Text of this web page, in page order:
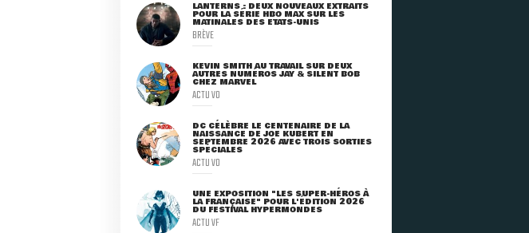
LANTERNS : DEUX NOUVEAUX EXTRAITS
POUR LA SÉRIE HBO MAX SUR LES
MATINALES DES ETATS-UNIS
BRÈVE
KEVIN SMITH AU TRAVAIL SUR DEUX
AUTRES NUMÉROS JAY & SILENT BOB
CHEZ MARVEL
ACTU VO
DC CÉLÈBRE LE CENTENAIRE DE LA
NAISSANCE DE JOE KUBERT EN
SEPTEMBRE 2026 AVEC TROIS SORTIES
SPÉCIALES
ACTU VO
UNE EXPOSITION "LES SUPER-HÉROS À
LA FRANÇAISE" POUR L'ÉDITION 2026
DU FESTIVAL HYPERMONDES
ACTU VF